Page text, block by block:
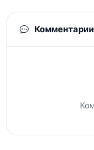
Комментарии